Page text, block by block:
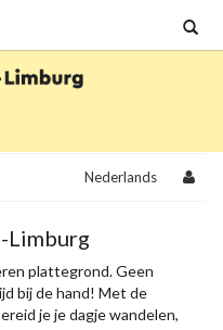
Nederlands
Limburg
plattegrond. Geen
bij de hand! Met de
je je dagje wandelen,